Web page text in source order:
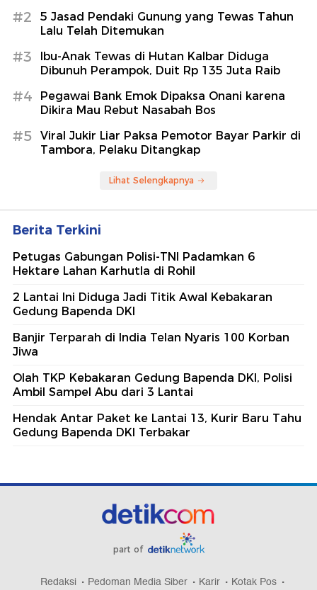
#2
5 Jasad Pendaki Gunung yang Tewas Tahun
Lalu Telah Ditemukan
#3
Ibu-Anak Tewas di Hutan Kalbar Diduga
Dibunuh Perampok, Duit Rp 135 Juta Raib
#4
Pegawai Bank Emok Dipaksa Onani karena
Dikira Mau Rebut Nasabah Bos
#5
Viral Jukir Liar Paksa Pemotor Bayar Parkir di
Tambora, Pelaku Ditangkap
Lihat Selengkapnya
Berita Terkini
Petugas Gabungan Polisi-TNI Padamkan 6
Hektare Lahan Karhutla di Rohil
2 Lantai Ini Diduga Jadi Titik Awal Kebakaran
Gedung Bapenda DKI
Banjir Terparah di India Telan Nyaris 100 Korban
Jiwa
Olah TKP Kebakaran Gedung Bapenda DKI, Polisi
Ambil Sampel Abu dari 3 Lantai
Hendak Antar Paket ke Lantai 13, Kurir Baru Tahu
Gedung Bapenda DKI Terbakar
part of
Redaksi Pedoman Media Siber Karir Kotak Pos